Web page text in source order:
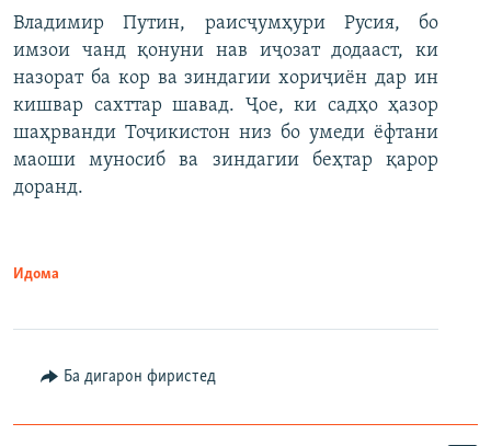
Владимир Путин, раисҷумҳури Русия, бо
имзои чанд қонуни нав иҷозат додааст, ки
назорат ба кор ва зиндагии хориҷиён дар ин
кишвар сахттар шавад. Ҷое, ки садҳо ҳазор
шаҳрванди Тоҷикистон низ бо умеди ёфтани
маоши муносиб ва зиндагии беҳтар қарор
доранд.
Идома
Ба дигарон фиристед